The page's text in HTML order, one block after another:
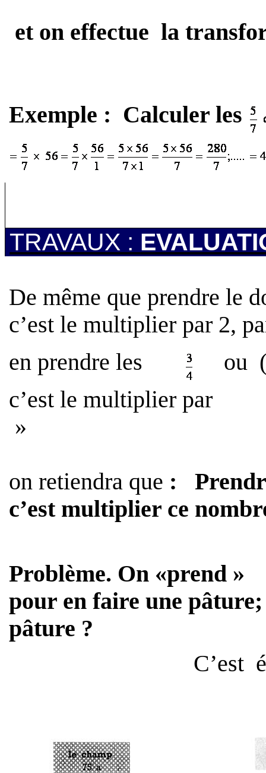
et on effectue la
Exemple : Calculer les
TRAVAUX :
De même que prendre le
c’est le multiplier par 2,
en prendre les
ou
c’est le multiplier par
»
on retiendra que :
c’est multiplier ce
Problème. On «prend »
pour en faire une
pâture ?
C’est